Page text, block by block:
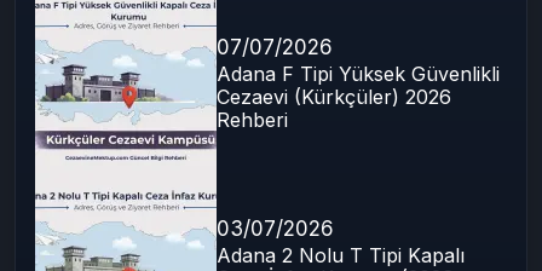
07/07/2026
Adana F Tipi Yüksek Güvenlikli
Cezaevi (Kürkçüler) 2026
Rehberi
03/07/2026
Adana 2 Nolu T Tipi Kapalı